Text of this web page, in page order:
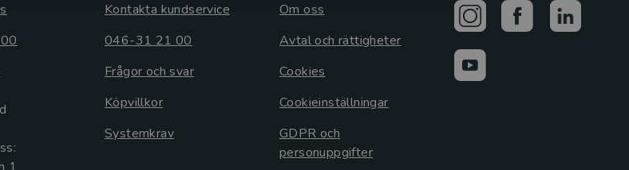
Kontakta kundservice
046-31 21 00
Frågor och svar
Köpvillkor
Systemkrav
Om oss
Avtal och rättigheter
Cookies
Cookieinställningar
GDPR och
personuppgifter